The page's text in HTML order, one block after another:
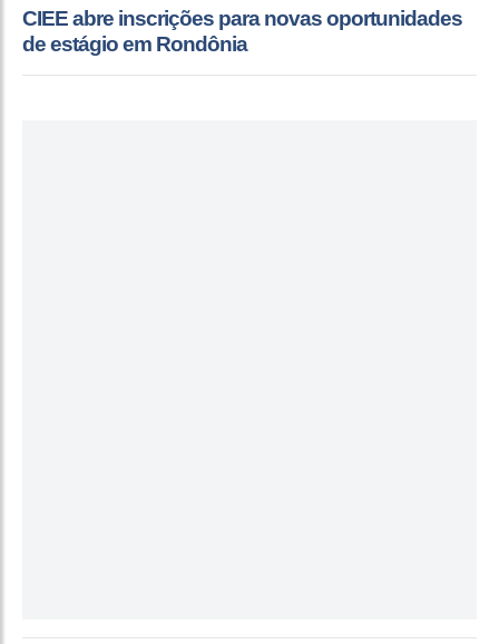
CIEE abre inscrições para novas oportunidades
de estágio em Rondônia